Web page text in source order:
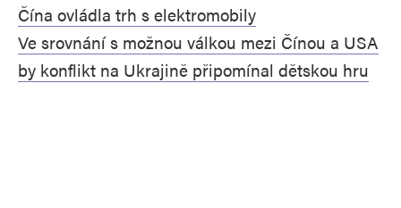
Čína ovládla trh s elektromobily
Ve srovnání s možnou válkou mezi Čínou a USA
by konflikt na Ukrajině připomínal dětskou hru